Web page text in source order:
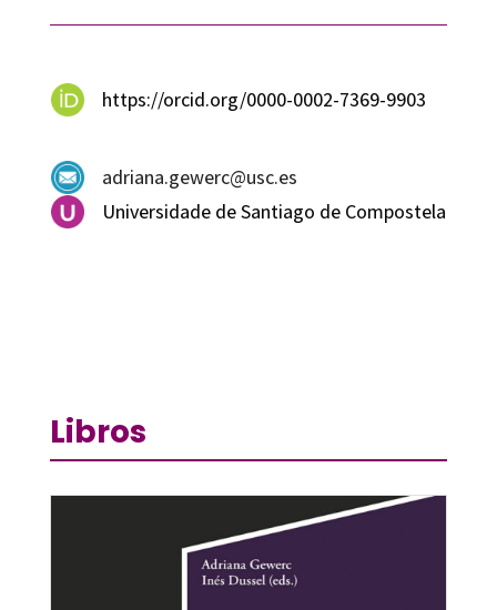
https://orcid.org/0000-0002-7369-9903
adriana.gewerc@usc.es
Universidade de Santiago de Compostela
Libros